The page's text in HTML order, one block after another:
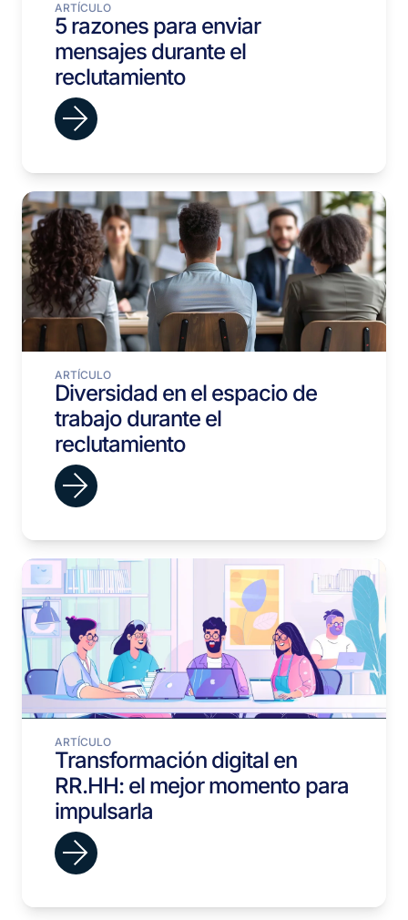
ARTÍCULO
5 razones para enviar
mensajes durante el
reclutamiento
ARTÍCULO
Diversidad en el espacio de
trabajo durante el
reclutamiento
ARTÍCULO
Transformación digital en
RR.HH: el mejor momento para
impulsarla